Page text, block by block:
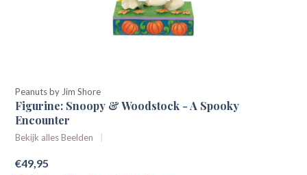
Peanuts by Jim Shore
Figurine: Snoopy & Woodstock - A Spooky
Encounter
Bekijk alles Beelden
€49,95